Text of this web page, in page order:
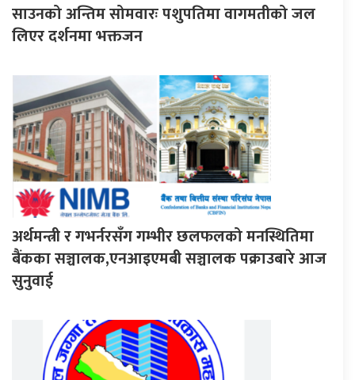
साउनको अन्तिम सोमवारः पशुपतिमा वागमतीको जल
लिएर दर्शनमा भक्तजन
अर्थमन्त्री र गभर्नरसँग गम्भीर छलफलको मनस्थितिमा
बैंकका सञ्चालक,एनआइएमबी सञ्चालक पक्राउबारे आज
सुनुवाई